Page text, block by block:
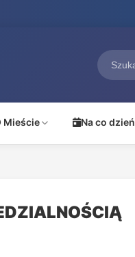
Mieście Na co dzień